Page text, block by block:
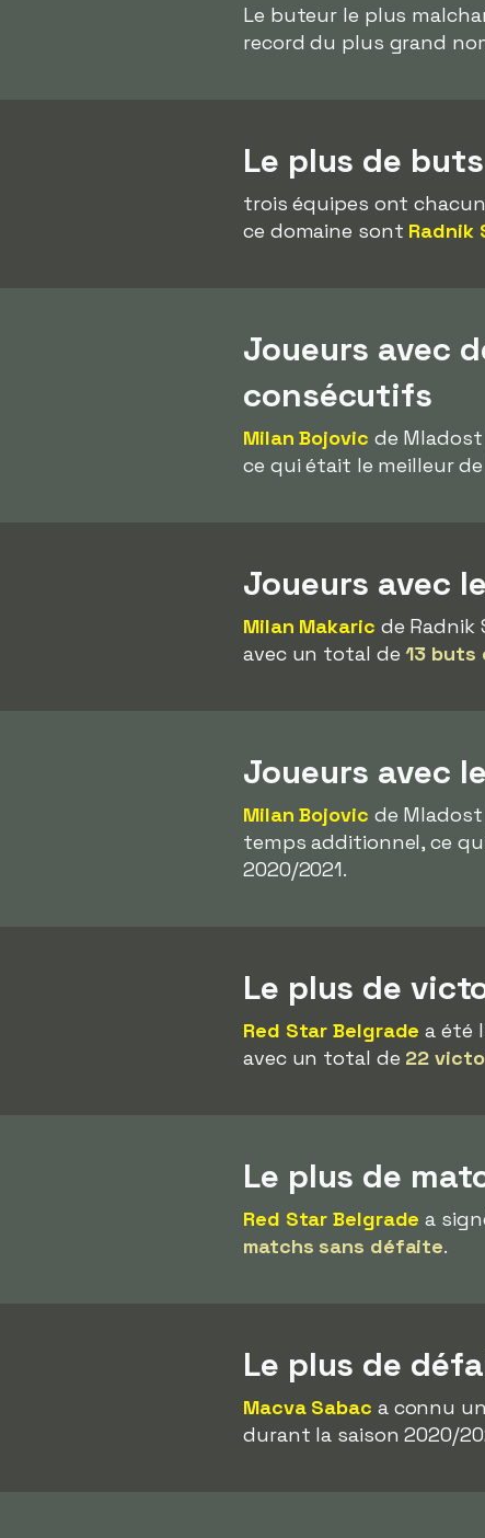
Le buteur le plus
record du plus grand
Le plus de
trois équipes ont
ce domaine sont Radnik
Joueurs avec
consécutifs
Milan Bojovic de
ce qui était le meilleur
Joueurs avec
Milan Makaric de Radnik
avec un total de13 buts
Joueurs avec
Milan Bojovic de
temps additionnel, ce
2020/2021.
Le plus de
Red Star Belgrade a été
avec un total de 22
Le plus de
Red Star Belgrade a
matchs sans défaite.
Le plus de
Macva Sabac a connu
durant la saison 2020/